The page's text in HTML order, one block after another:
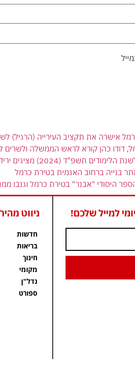
את תקציב העירייה (הרגיל) לשנת 2024 בסך של 303
דודו כהן קורא לראש הממשלה ולשרים
מציגים ירידה בנתוני הזכאות לבגרות בטירת כרמל
בנייה ברחוב האגמית בטירת כרמל
היסודי "אבנר" בטירת כרמל וגנבו
למייל שלכם! ניווט מהיר
חדשות
בריאות
חינוך
מקומי
נדל"ן
ספורט